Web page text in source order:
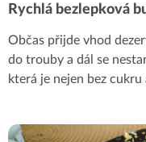
Rychlá bezlepková
Občas přijde vhod
do trouby a dál se
která je nejen bez cukru